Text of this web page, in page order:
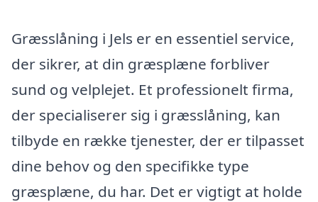
Græsslåning i Jels er en essentiel service,
der sikrer, at din græsplæne forbliver
sund og velplejet. Et professionelt firma,
der specialiserer sig i græsslåning, kan
tilbyde en række tjenester, der er tilpasset
dine behov og den specifikke type
græsplæne, du har. Det er vigtigt at holde